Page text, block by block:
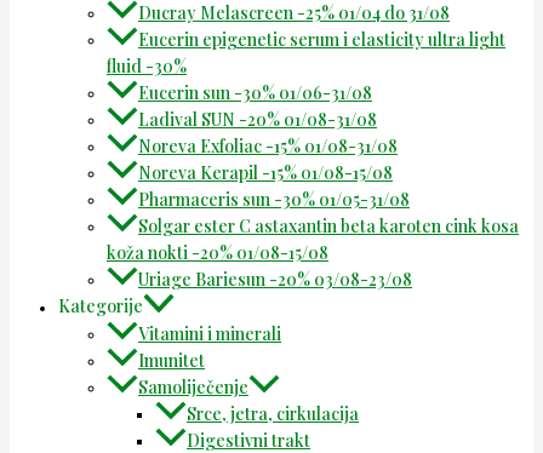
Ducray Melascreen -25% 01/04 do 31/08
Eucerin epigenetic serum i elasticity ultra light
fluid -30%
Eucerin sun -30% 01/06-31/08
Ladival SUN -20% 01/08-31/08
Noreva Exfoliac -15% 01/08-31/08
Noreva Kerapil -15% 01/08-15/08
Pharmaceris sun -30% 01/05-31/08
Solgar ester C astaxantin beta karoten cink kosa
koža nokti -20% 01/08-15/08
Uriage Bariesun -20% 03/08-23/08
Kategorije
Vitamini i minerali
Imunitet
Samoliječenje
Srce, jetra, cirkulacija
Digestivni trakt